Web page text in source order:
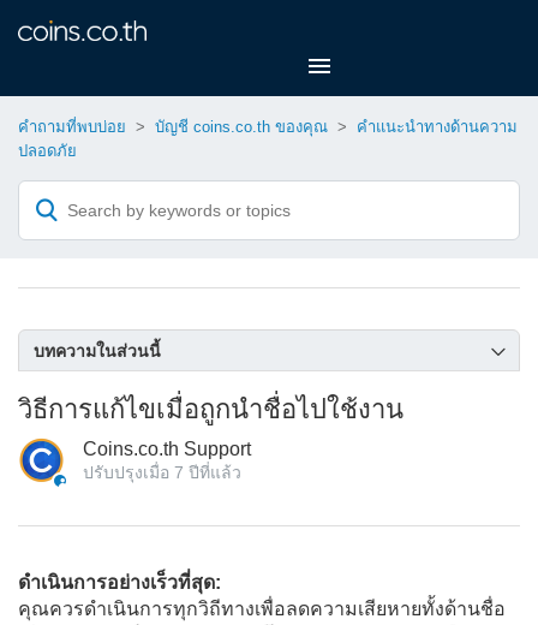
คำถามที่พบบ่อย บัญชี coins.co.th ของคุณ
คำแนะนำทางด้านความ
ปลอดภัย
บทความในส่วนนี้
ฉันจะสามารถแจ้งเบาะแสของการฉ้อโกงและหลอกลวงเงินได้
อย่างไร ?
Coins.co.th มีการรับประกันอย่างไร?
วิธีการแก้ไขเมื่อถูกนำชื่อไปใช้งาน
ฉันจะทำอย่างไรให้การส่งบิทคอยน์ปลอดภัย?
ฉันจะหลีกเลี่ยงการลงทุนที่ผิดกฏหมายและการฉ้อฉลได้อย่างไร?
วิธีการแก้ไขเมื่อถูกนำชื่อไปใช้งาน
Coins.co.th Support
ปรับปรุงเมื่อ 7 ปีที่แล้ว
ดำเนินการอย่างเร็วที่สุด:
คุณควรดำเนินการทุกวิถีทางเพื่อลดความเสียหายทั้งด้านชื่อ